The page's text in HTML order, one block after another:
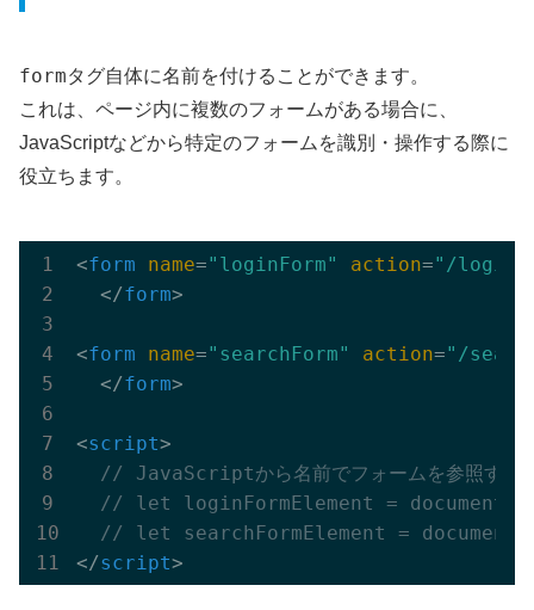
formタグ自体に名前を付けることができます。
これは、ページ内に複数のフォームがある場合に、
JavaScriptなどから特定のフォームを識別・操作する際に
役立ちます。
<form name="loginForm" action="/login"
</form>
<form name="searchForm" action="/
</form>
<script>
// JavaScriptから名前でフォームを参照する
// let loginFormElement =
// let searchFormElement =
</script>